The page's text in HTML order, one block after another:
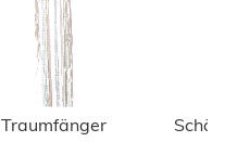
Traumfänger